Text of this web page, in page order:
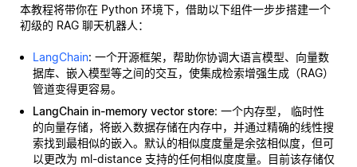
本教程将带你在 Python 环境下，借助以下组件一步步搭建一个
初级的 RAG 聊天机器人：
LangChain: 一个开源框架，帮助你协调大语言模型、向量数
据库、嵌入模型等之间的交互，使集成检索增强生成（RAG）
管道变得更容易。
LangChain in-memory vector store: 一个内存型， 临时性
的向量存储，将嵌入数据存储在内存中，并通过精确的线性搜
索找到最相似的嵌入。默认的相似度度量是余弦相似度，但可
以更改为 ml-distance 支持的任何相似度度量。目前该存储仅